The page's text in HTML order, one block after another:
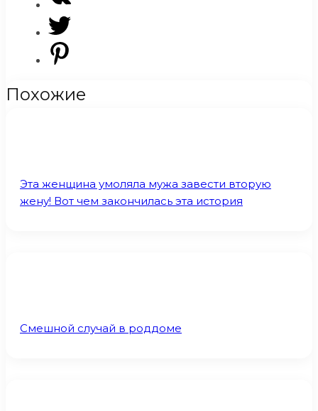
Похожие
Эта женщина умоляла мужа завести вторую
жену! Вот чем закончилась эта история
Смешной случай в роддоме